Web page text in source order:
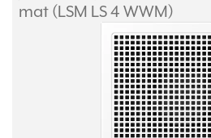
mat (LSM LS 4 WWM)